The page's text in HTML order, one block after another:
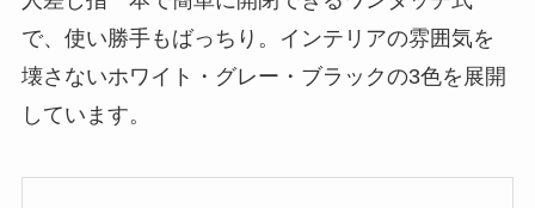
で、使い勝手もばっちり。インテリアの雰囲気を
壊さないホワイト・グレー・ブラックの3色を展開
しています。